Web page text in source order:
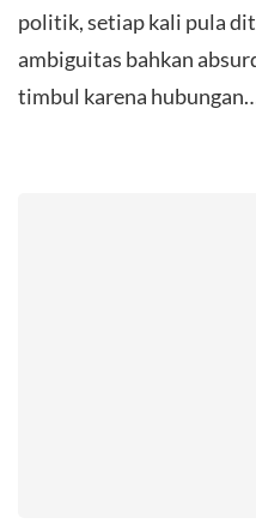
politik, setiap kali pula
ambiguitas bahkan
timbul karena